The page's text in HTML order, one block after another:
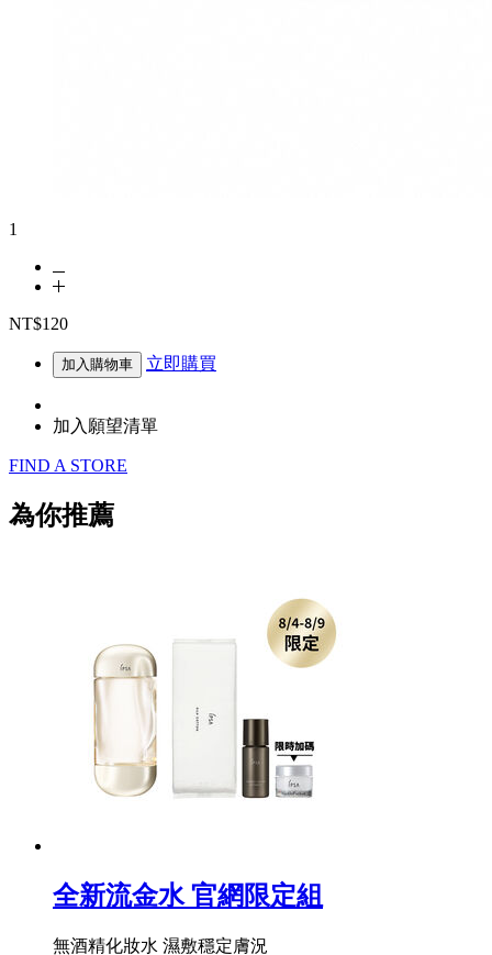
1
NT$120
加入購物車 立即購買
加入願望清單
FIND A STORE
為你推薦
全新流金水 官網限定組
無酒精化妝水 濕敷穩定膚況